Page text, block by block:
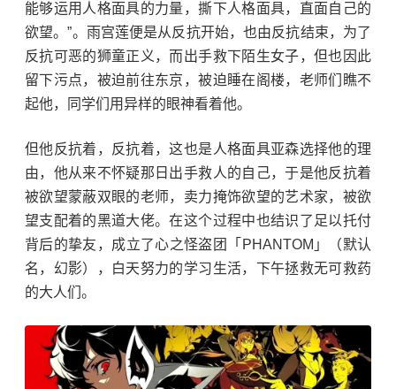
能够运用人格面具的力量，撕下人格面具，直面自己的
欲望。”。雨宫莲便是从反抗开始，也由反抗结束，为了
反抗可恶的狮童正义，而出手救下陌生女子，但也因此
留下污点，被迫前往东京，被迫睡在阁楼，老师们瞧不
起他，同学们用异样的眼神看着他。
但他反抗着，反抗着，这也是人格面具亚森选择他的理
由，他从来不怀疑那日出手救人的自己，于是他反抗着
被欲望蒙蔽双眼的老师，卖力掩饰欲望的艺术家，被欲
望支配着的黑道大佬。在这个过程中也结识了足以托付
背后的挚友，成立了心之怪盗团「PHANTOM‌」（默认
名，幻影），白天努力的学习生活，下午拯救无可救药
的大人们。